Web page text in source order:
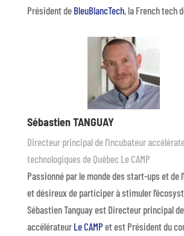
Président de BleuBlancTech, la French tech
Sébastien TANGUAY
Directeur principal de l'incubateur
technologiques de Québec Le CAMP
Passionné par le monde des start-ups et de
et désireux de participer à stimuler
Sébastien Tanguay est Directeur principal
accélérateur Le CAMPet est Président du